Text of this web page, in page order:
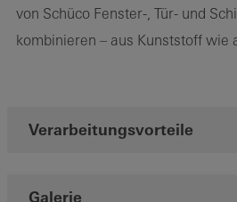
von Schüco Fenster-, Tür- und
kombinieren – aus Kunststoff wie
Verarbeitungsvorteile
Galerie